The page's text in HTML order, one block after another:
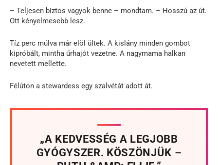
– Teljesen biztos vagyok benne – mondtam. – Hosszú az út.
Ott kényelmesebb lesz.
Tíz perc múlva már elöl ültek. A kislány minden gombot
kipróbált, mintha űrhajót vezetne. A nagymama halkan
nevetett mellette.
Félúton a stewardess egy szalvétát adott át.
„A KEDVESSÉG A LEGJOBB
GYÓGYSZER. KÖSZÖNJÜK –